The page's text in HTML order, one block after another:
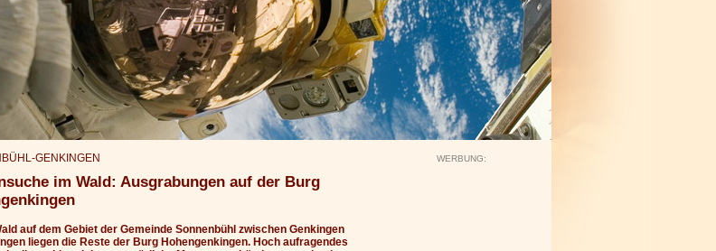
GENKINGEN
im Wald: Ausgrabungen auf der Burg
auf dem Gebiet der Gemeinde Sonnenbühl zwischen Genkingen
liegen die Reste der Burg Hohengenkingen. Hoch aufragendes
WERBUNG: